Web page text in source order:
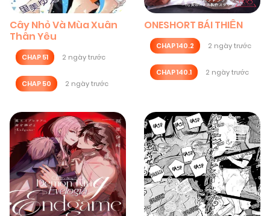
Cây Nhỏ Và Mùa Xuân
Thân Yêu
CHAP 51 2 ngày trước
CHAP 50 2 ngày trước
ONESHORT BÁI THIẾN
CHAP 140.2 2 ngày trước
CHAP 140.1 2 ngày trước